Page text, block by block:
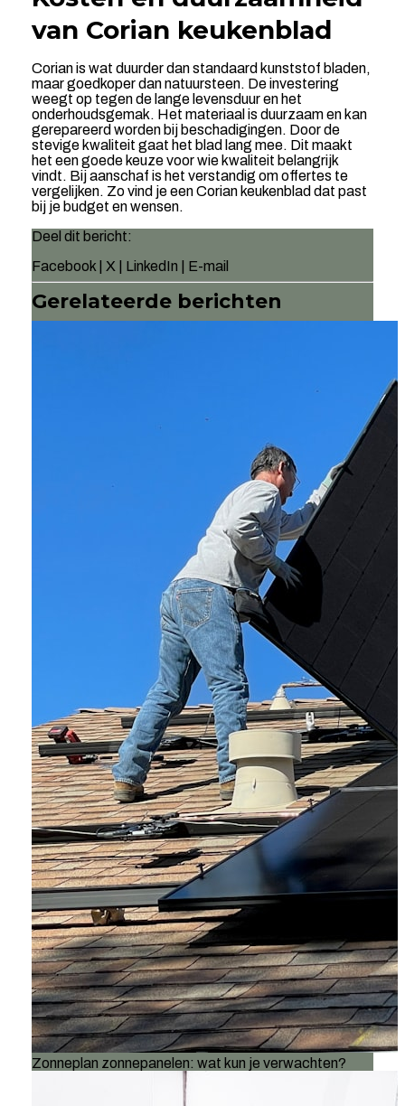
van Corian keukenblad
Corian is wat duurder dan standaard kunststof bladen,
maar goedkoper dan natuursteen. De investering
weegt op tegen de lange levensduur en het
onderhoudsgemak. Het materiaal is duurzaam en kan
gerepareerd worden bij beschadigingen. Door de
stevige kwaliteit gaat het blad lang mee. Dit maakt
het een goede keuze voor wie kwaliteit belangrijk
vindt. Bij aanschaf is het verstandig om offertes te
vergelijken. Zo vind je een Corian keukenblad dat past
bij je budget en wensen.
Deel dit bericht:
Facebook| X LinkedIn E-mail
Gerelateerde berichten
Zonneplan zonnepanelen: wat kun je verwachten?